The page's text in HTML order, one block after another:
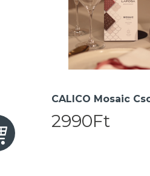
CALICO Mosaic
2990Ft